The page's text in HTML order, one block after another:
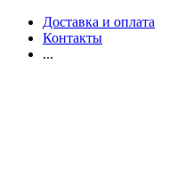
Доставка и оплата
Контакты
...